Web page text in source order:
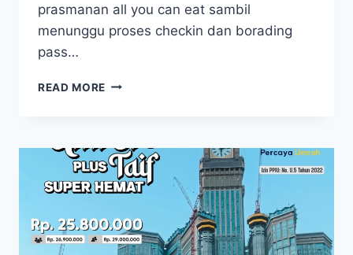
prasmanan all you can eat sambil
menunggu proses checkin dan borading
pass…
READ MORE UMROH
PAKET
UMROH
REGULER